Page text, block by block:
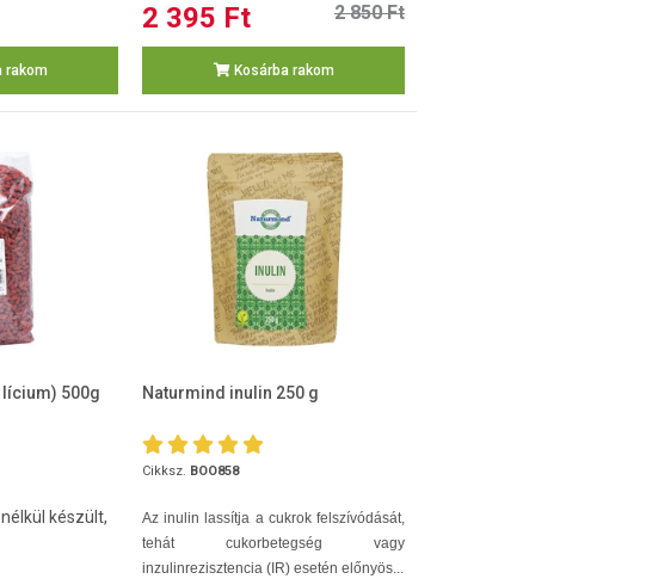
rakom
2 395 Ft 2 850 Ft
Kosárba rakom
500g
készült,
Naturmind inulin 250 g
Cikksz. BOO858
Az inulin lassítja a cukrok felszívódását,
tehát cukorbetegség vagy
inzulinrezisztencia (IR) esetén előnyös...